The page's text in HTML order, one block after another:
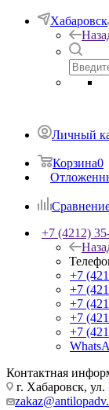
Хабаровск
Личный
Корзина0
+7 (4212)
+7
+7
+7
+7
+7
Контактная
г. Хабаровск,